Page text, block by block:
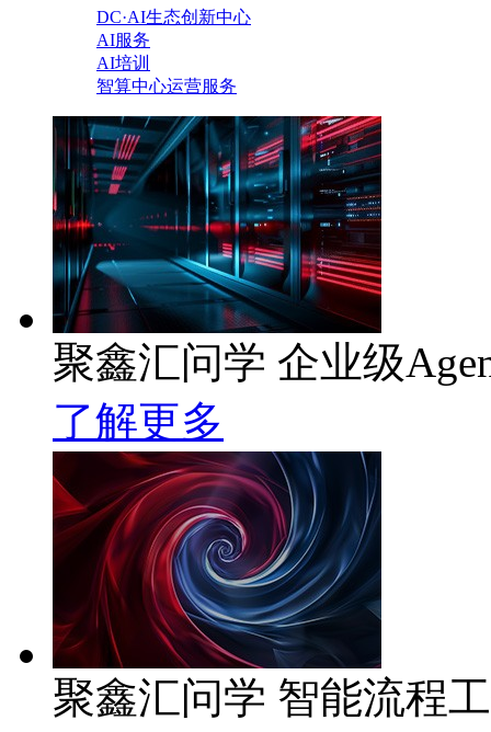
DC·AI生态创新中心
AI服务
AI培训
智算中心运营服务
聚鑫汇问学 企业级
了解更多
聚鑫汇问学 智能流程